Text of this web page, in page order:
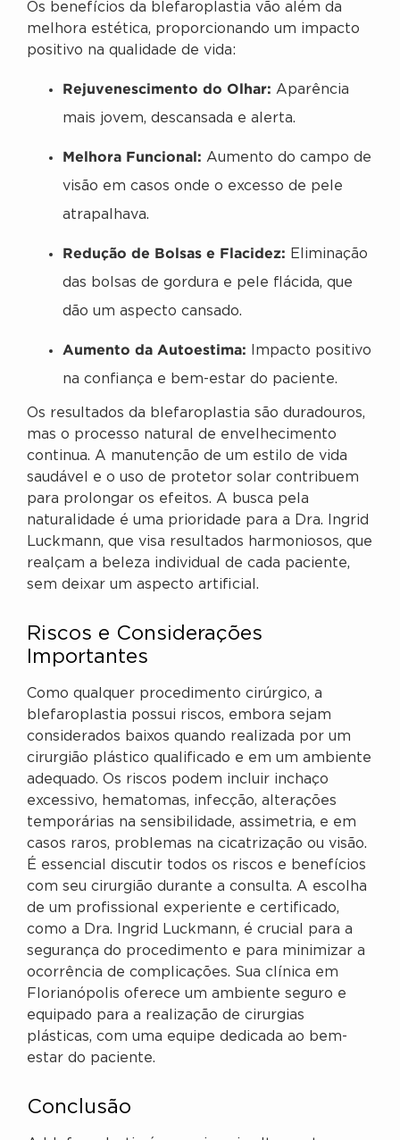
Os benefícios da blefaroplastia vão além da
melhora estética, proporcionando um impacto
positivo na qualidade de vida:
Rejuvenescimento do Olhar: Aparência
mais jovem, descansada e alerta.
Melhora Funcional: Aumento do campo de
visão em casos onde o excesso de pele
atrapalhava.
Redução de Bolsas e Flacidez: Eliminação
das bolsas de gordura e pele flácida, que
dão um aspecto cansado.
Aumento da Autoestima: Impacto positivo
na confiança e bem-estar do paciente.
Os resultados da blefaroplastia são duradouros,
mas o processo natural de envelhecimento
continua. A manutenção de um estilo de vida
saudável e o uso de protetor solar contribuem
para prolongar os efeitos. A busca pela
naturalidade é uma prioridade para a Dra. Ingrid
Luckmann, que visa resultados harmoniosos, que
realçam a beleza individual de cada paciente,
sem deixar um aspecto artificial.
Riscos e Considerações
Importantes
Como qualquer procedimento cirúrgico, a
blefaroplastia possui riscos, embora sejam
considerados baixos quando realizada por um
cirurgião plástico qualificado e em um ambiente
adequado. Os riscos podem incluir inchaço
excessivo, hematomas, infecção, alterações
temporárias na sensibilidade, assimetria, e em
casos raros, problemas na cicatrização ou visão.
É essencial discutir todos os riscos e benefícios
com seu cirurgião durante a consulta. A escolha
de um profissional experiente e certificado,
como a Dra. Ingrid Luckmann, é crucial para a
segurança do procedimento e para minimizar a
ocorrência de complicações. Sua clínica em
Florianópolis oferece um ambiente seguro e
equipado para a realização de cirurgias
plásticas, com uma equipe dedicada ao bem-
estar do paciente.
Conclusão